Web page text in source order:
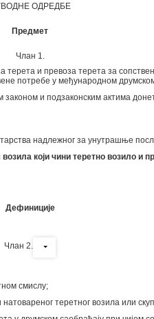
ОДРЕДБЕ
Предмет
Члан 1.
терета и превоза терета за
потребе у међународном
и подзаконским актима
надлежног за унутрашње
који чини теретно возило и
Дефиниције
Члан 2.
смислу;
теретног возила или